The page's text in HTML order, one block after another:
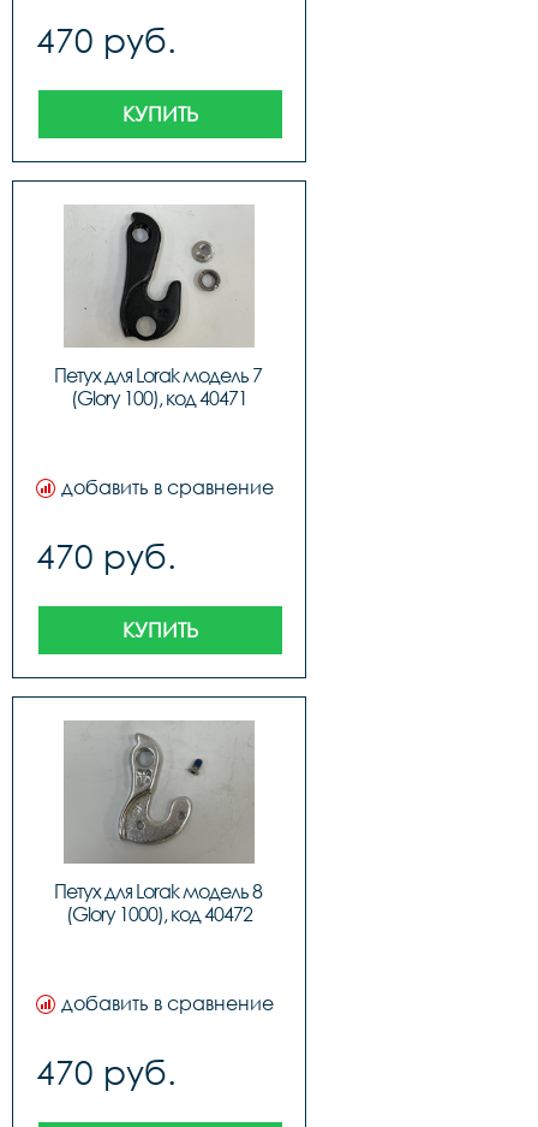
470 руб.
КУПИТЬ
Петух для Lorak модель 7
(Glory 100), код 40471
добавить в сравнение
470 руб.
КУПИТЬ
Петух для Lorak модель 8
(Glory 1000), код 40472
добавить в сравнение
470 руб.